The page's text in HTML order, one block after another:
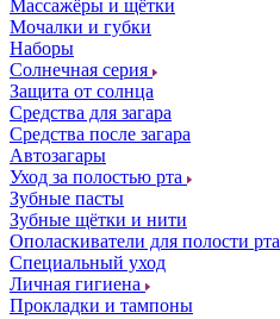
Массажёры и щётки
Мочалки и губки
Наборы
Солнечная серия
Защита от солнца
Средства для загара
Средства после загара
Автозагары
Уход за полостью рта
Зубные пасты
Зубные щётки и нити
Ополаскиватели для полости рта
Специальный уход
Личная гигиена
Прокладки и тампоны